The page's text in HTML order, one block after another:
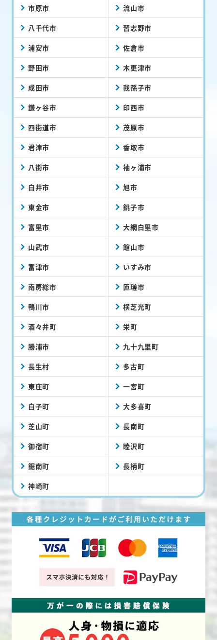
市原市 流山市
八千代市 習志野市
浦安市 佐倉市
野田市 木更津市
成田市 我孫子市
鎌ヶ谷市 印西市
四街道市 茂原市
君津市 香取市
八街市 袖ヶ浦市
白井市 旭市
東金市 銚子市
富里市 大網白里市
山武市 館山市
富津市 いすみ市
南房総市 匝瑳市
鴨川市 横芝光町
酒々井町 栄町
勝浦市 九十九里町
長生村 多古町
東庄町 一宮町
白子町 大多喜町
芝山町 長南町
御宿町 睦沢町
鋸南町 長柄町
神崎町